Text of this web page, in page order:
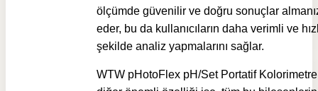
ölçümde güvenilir ve doğru sonuçlar
eder, bu da kullanıcıların daha verimli ve
şekilde analiz yapmalarını sağlar.
WTW pHotoFlex pH/Set Portatif